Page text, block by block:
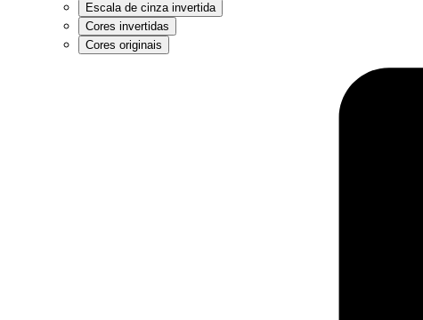
Escala de cinza invertida
Cores invertidas
Cores originais